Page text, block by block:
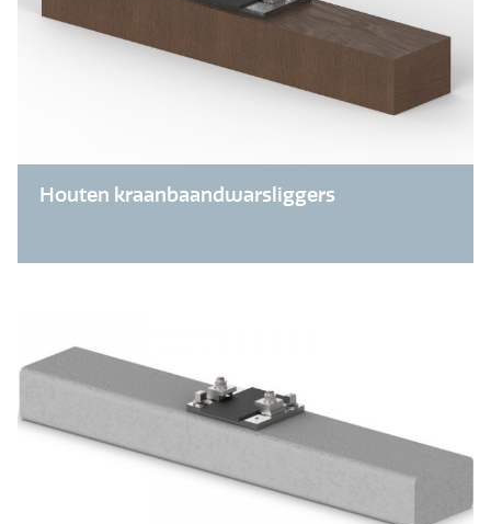
Houten kraanbaandwarsliggers